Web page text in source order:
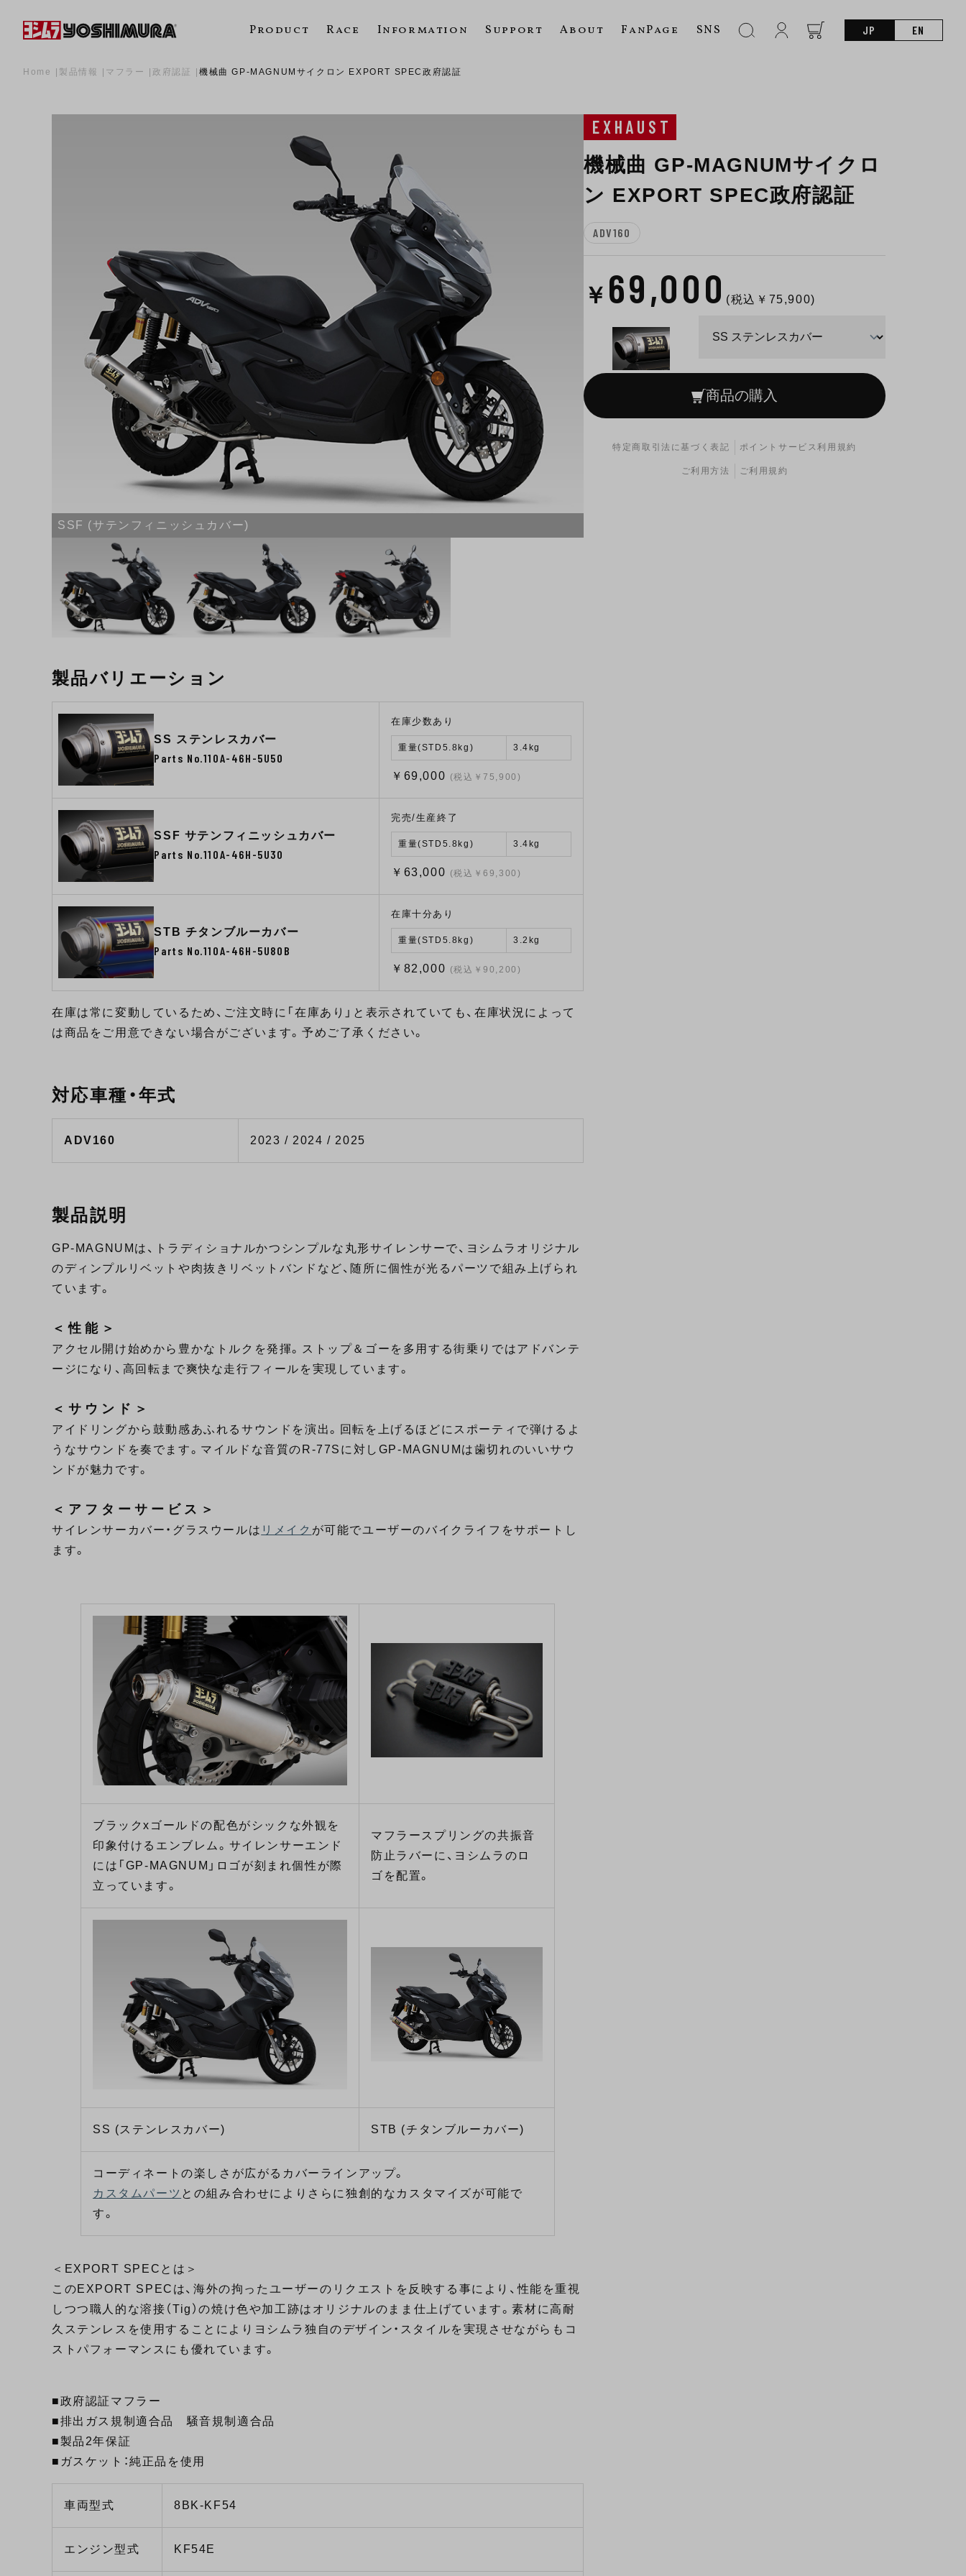
Product Race Information Support About FanPage SNS JP EN
Home 製品情報 マフラー 政府認証 機械曲 GP-MAGNUMサイクロン EXPORT SPEC政府認証
SSF (サテンフィニッシュカバー)
EXHAUST
機械曲 GP-MAGNUMサイクロ
ン EXPORT SPEC政府認証
ADV160
￥ 69,000 (税込￥ 75,900)
商品の購入
特定商取引法に基づく表記 ポイントサービス利用規約
ご利用方法 ご利用規約
製品バリエーション
SS ステンレスカバー
Parts No.110A-46H-5U50
在庫少数あり
重量(STD5.8kg) 3.4kg
￥69,000 (税込￥75,900)
SSF サテンフィニッシュカバー
Parts No.110A-46H-5U30
完売/生産終了
重量(STD5.8kg) 3.4kg
￥63,000 (税込￥69,300)
STB チタンブルーカバー
Parts No.110A-46H-5U80B
在庫十分あり
重量(STD5.8kg) 3.2kg
￥82,000 (税込￥90,200)
在庫は常に変動しているため、ご注文時に「在庫あり」と表示されていても、在庫状況によって
は商品をご用意できない場合がございます。予めご了承ください。
対応車種・年式
ADV160 2023 / 2024 / 2025
製品説明
GP-MAGNUMは、トラディショナルかつシンプルな丸形サイレンサーで、ヨシムラオリジナル
のディンプルリベットや肉抜きリベットバンドなど、随所に個性が光るパーツで組み上げられ
ています。
＜性能＞
アクセル開け始めから豊かなトルクを発揮。ストップ＆ゴーを多用する街乗りではアドバンテ
ージになり、高回転まで爽快な走行フィールを実現しています。
＜サウンド＞
アイドリングから鼓動感あふれるサウンドを演出。回転を上げるほどにスポーティで弾けるよ
うなサウンドを奏でます。マイルドな音質のR-77Sに対しGP-MAGNUMは歯切れのいいサウ
ンドが魅力です。
＜アフターサービス＞
サイレンサーカバー・グラスウールは リメイク が可能でユーザーのバイクライフをサポートし
ます。
ブラックxゴールドの配色がシックな外観を
印象付けるエンブレム。サイレンサーエンド
には「GP-MAGNUM」ロゴが刻まれ個性が際
立っています。
マフラースプリングの共振音
防止ラバーに、ヨシムラのロ
ゴを配置。
SS (ステンレスカバー) STB (チタンブルーカバー)
コーディネートの楽しさが広がるカバーラインアップ。
カスタムパーツ との組み合わせによりさらに独創的なカスタマイズが可能で
す。
＜EXPORT SPECとは＞
このEXPORT SPECは、海外の拘ったユーザーのリクエストを反映する事により、性能を重視
しつつ職人的な溶接（Tig）の焼け色や加工跡はオリジナルのまま仕上げています。素材に高耐
久ステンレスを使用することによりヨシムラ独自のデザイン・スタイルを実現させながらもコ
ストパフォーマンスにも優れています。
■政府認証マフラー
■排出ガス規制適合品 騒音規制適合品
■製品2年保証
■ガスケット：純正品を使用
車両型式 8BK-KF54
エンジン型式 KF54E